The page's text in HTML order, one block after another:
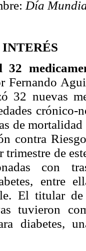
Día
32
Fernando
32 nuevas
de
contra
trimestre de
con
entre
El titular
tuvieron
diabetes,